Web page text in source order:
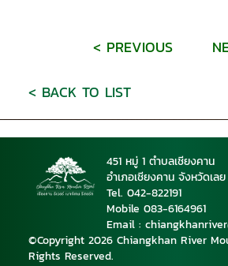
< PREVIOUS
< BACK TO LIST
451 หมู่ 1 ตำบลเชียงคาน
อำเภอเชียงคาน จังหวัดเลย
Tel. 042-822191
Mobile 083-6164961
Email :
©Copyright 2026 Chiangkhan River
Rights Reserved.